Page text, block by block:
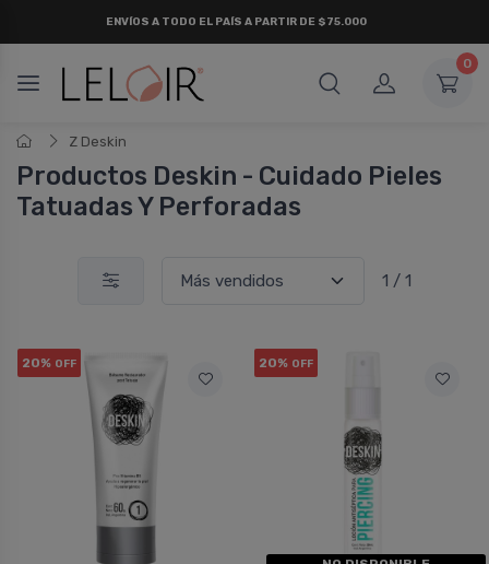
ENVÍOS A TODO EL PAÍS A PARTIR DE $75.000
0
Z Deskin
Productos Deskin - Cuidado Pieles
Tatuadas Y Perforadas
1 / 1
20% OFF 20% OFF